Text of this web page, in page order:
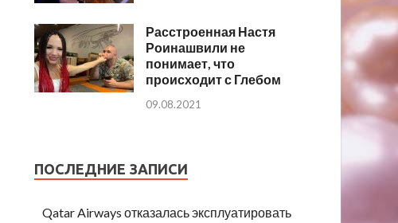
Расстроенная Настя
Роинашвили не
понимает, что
происходит с Глебом
09.08.2021
ПОСЛЕДНИЕ ЗАПИСИ
Qatar Airways отказалась эксплуатировать